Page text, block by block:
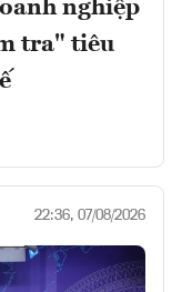
nghiệp
tra" tiêu
22:36, 07/08/2026